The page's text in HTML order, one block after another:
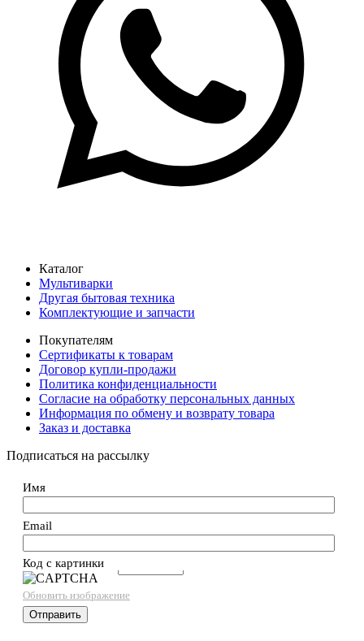
Каталог
Мультиварки
Другая бытовая техника
Комплектующие и запчасти
Покупателям
Сертификаты к товарам
Договор купли-продажи
Политика конфиденциальности
Согласие на обработку персональных данных
Информация по обмену и возврату товара
Заказ и доставка
Подписаться на рассылку
Имя
Email
Код с картинки→
Обновить изображение